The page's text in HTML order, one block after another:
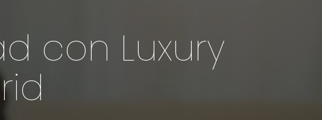
con Luxury